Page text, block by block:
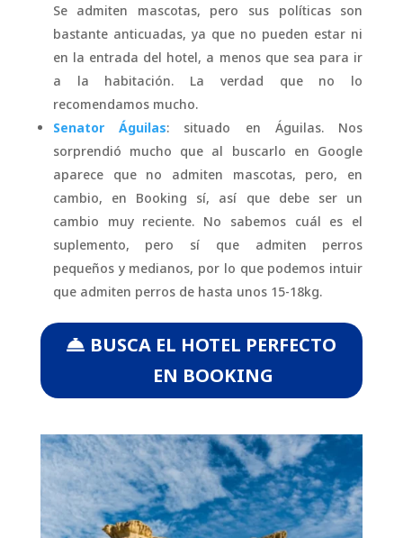
Se admiten mascotas, pero sus políticas son
bastante anticuadas, ya que no pueden estar ni
en la entrada del hotel, a menos que sea para ir
a la habitación. La verdad que no lo
recomendamos mucho.
Senator Águilas: situado en Águilas. Nos
sorprendió mucho que al buscarlo en Google
aparece que no admiten mascotas, pero, en
cambio, en Booking sí, así que debe ser un
cambio muy reciente. No sabemos cuál es el
suplemento, pero sí que admiten perros
pequeños y medianos, por lo que podemos intuir
que admiten perros de hasta unos 15-18kg.
BUSCA EL HOTEL PERFECTO
EN BOOKING